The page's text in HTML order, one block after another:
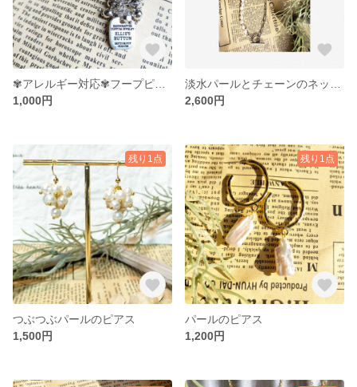
1,000円
2,600円
残り1点
つぶつぶパールのピアス
1,500円
残り1点
パールのピアス
1,200円